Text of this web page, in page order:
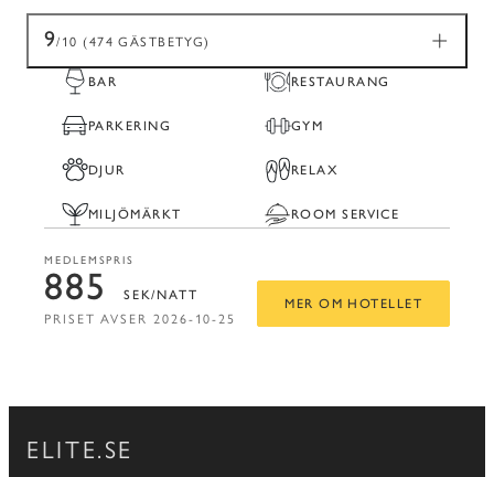
9/10 (474 GÄSTBETYG)
BAR RESTAURANG
PARKERING GYM
DJUR RELAX
MILJÖMÄRKT ROOM SERVICE
MEDLEMSPRIS
885 SEK/NATT
PRISET AVSER 2026-10-25
MER OM HOTELLET
ELITE.SE